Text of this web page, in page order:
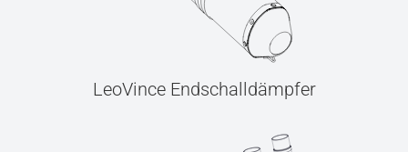
LeoVince Endschalldämpfer